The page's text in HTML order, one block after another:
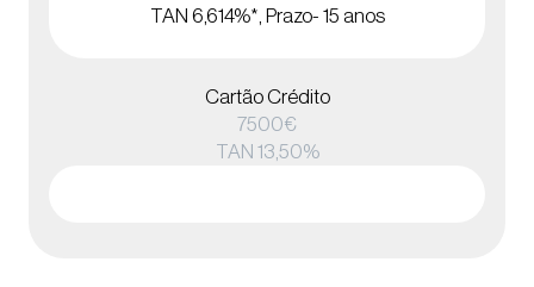
TAN 6,614%*, Prazo- 15 anos
Cartão Crédito
7500€
TAN 13,50%